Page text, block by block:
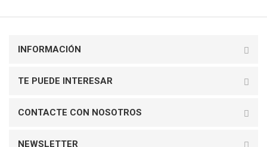
INFORMACIÓN
TE PUEDE INTERESAR
CONTACTE CON NOSOTROS
NEWSLETTER